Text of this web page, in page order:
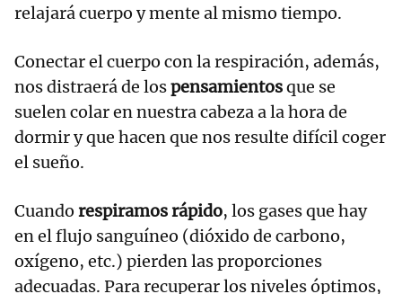
relajará cuerpo y mente al mismo tiempo.
Conectar el cuerpo con la respiración, además,
nos distraerá de lospensamientosque se
suelen colar en nuestra cabeza a la hora de
dormir y que hacen que nos resulte difícil coger
el sueño.
Cuando respiramos rápido, los gases que hay
en el flujo sanguíneo (dióxido de carbono,
oxígeno, etc.) pierden las proporciones
adecuadas. Para recuperar los niveles óptimos,